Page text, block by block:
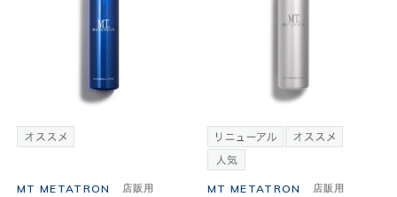
MT METATRON 店販用 MT METATRON 店販用